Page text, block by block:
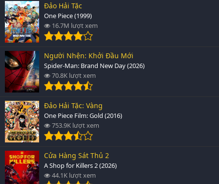
Đảo Hải Tặc
One Piece (1999)
16.7M lượt xem
Người Nhện: Khởi Đầu Mới
Spider-Man: Brand New Day (2026)
70.8K lượt xem
Đảo Hải Tặc: Vàng
One Piece Film: Gold (2016)
753.9K lượt xem
Cửa Hàng Sát Thủ 2
A Shop for Killers 2 (2026)
44.1K lượt xem